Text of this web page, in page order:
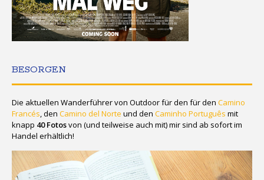
BESORGEN
Die aktuellen Wanderführer von Outdoor für den für den Camino
Francés, den Camino del Norte und den Caminho Português mit
knapp 40 Fotosvon (und teilweise auch mit) mir sind ab sofort im
Handel erhältlich!